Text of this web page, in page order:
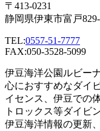
〒413-0231
静岡県伊東市富戸829-
TEL:0557-51-7777
FAX:050-3528-5099
伊豆海洋公園ルビー
心におすすめなダイ
イセンス、伊豆での
トロックス等ダイビ
伊豆海洋情報の更新